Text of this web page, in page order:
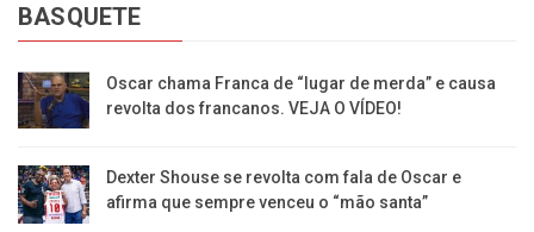
BASQUETE
Oscar chama Franca de “lugar de merda” e causa
revolta dos francanos. VEJA O VÍDEO!
Dexter Shouse se revolta com fala de Oscar e
afirma que sempre venceu o “mão santa”